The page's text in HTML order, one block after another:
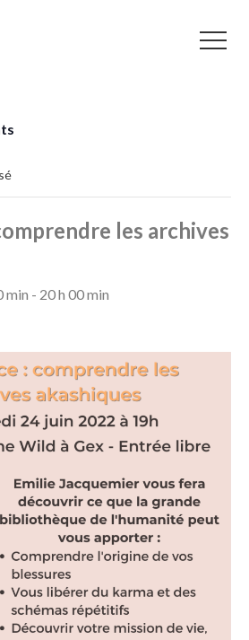
les archives
min - 20 h 00 min